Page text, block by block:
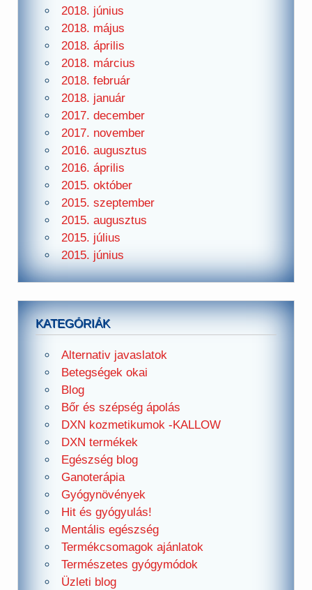
2018. június
2018. május
2018. április
2018. március
2018. február
2018. január
2017. december
2017. november
2016. augusztus
2016. április
2015. október
2015. szeptember
2015. augusztus
2015. július
2015. június
KATEGÓRIÁK
Alternativ javaslatok
Betegségek okai
Blog
Bőr és szépség ápolás
DXN kozmetikumok -KALLOW
DXN termékek
Egészség blog
Ganoterápia
Gyógynövények
Hit és gyógyulás!
Mentális egészség
Termékcsomagok ajánlatok
Természetes gyógymódok
Üzleti blog